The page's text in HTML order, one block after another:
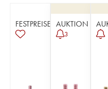
FESTPREISE AUKTION
3